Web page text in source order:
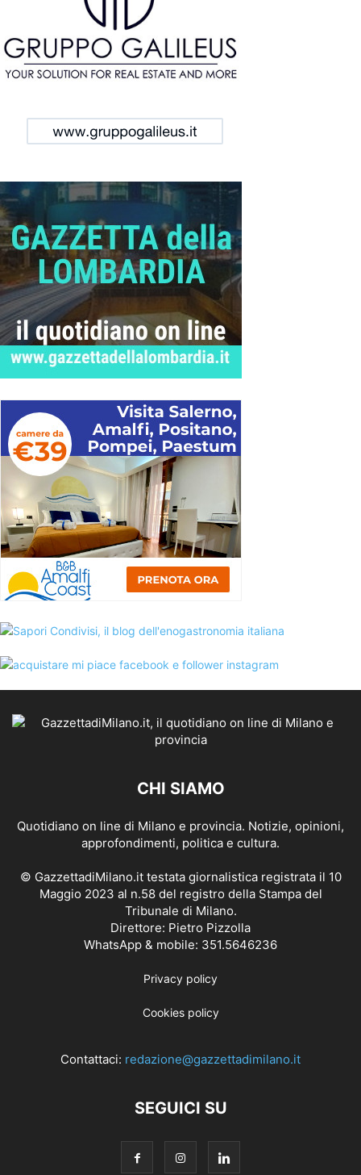
CHI SIAMO
Quotidiano on line di Milano e provincia. Notizie, opinioni,
approfondimenti, politica e cultura.
© GazzettadiMilano.it testata giornalistica registrata il 10
Maggio 2023 al n.58 del registro della Stampa del
Tribunale di Milano.
Direttore: Pietro Pizzolla
WhatsApp & mobile: 351.5646236
Privacy policy
Cookies policy
Contattaci: redazione@gazzettadimilano.it
SEGUICI SU